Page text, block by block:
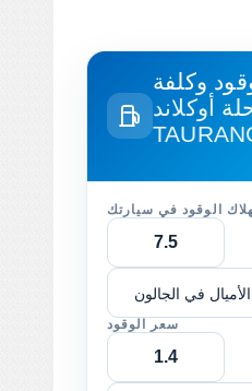
وكلفة
أوكلاند -
الوقود في سيارتك
سعر الوقود